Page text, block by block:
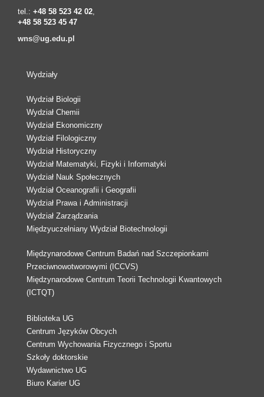
tel.: +48 58 523 42 02,
+48 58 523 45 47
wns@ug.edu.pl
Wydziały
Wydział Biologii
Wydział Chemii
Wydział Ekonomiczny
Wydział Filologiczny
Wydział Historyczny
Wydział Matematyki, Fizyki i Informatyki
Wydział Nauk Społecznych
Wydział Oceanografii i Geografii
Wydział Prawa i Administracji
Wydział Zarządzania
Międzyuczelniany Wydział Biotechnologii
Międzynarodowe Centrum Badań nad Szczepionkami
Przeciwnowotworowymi (ICCVS)
Międzynarodowe Centrum Teorii Technologii Kwantowych
(ICTQT)
Biblioteka UG
Centrum Języków Obcych
Centrum Wychowania Fizycznego i Sportu
Szkoły doktorskie
Wydawnictwo UG
Biuro Karier UG